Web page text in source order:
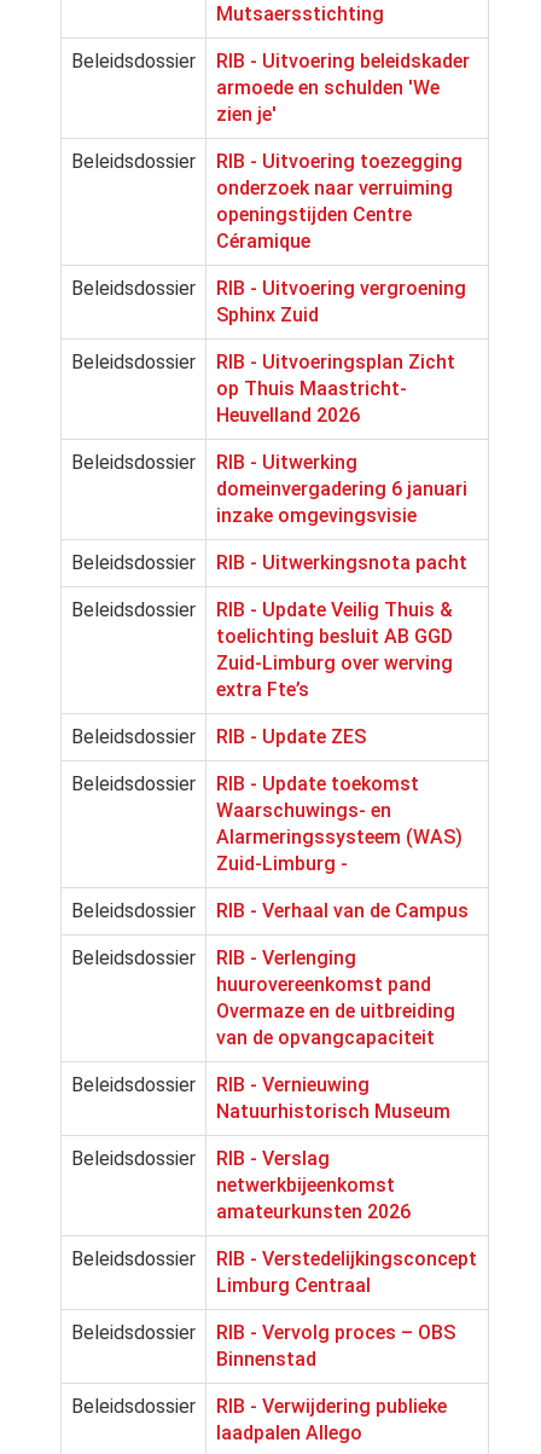
Mutsaersstichting
Beleidsdossier
RIB - Uitvoering beleidskader
armoede en schulden 'We
zien je'
Beleidsdossier
RIB - Uitvoering toezegging
onderzoek naar verruiming
openingstijden Centre
Céramique
Beleidsdossier
RIB - Uitvoering vergroening
Sphinx Zuid
Beleidsdossier
RIB - Uitvoeringsplan Zicht
op Thuis Maastricht-
Heuvelland 2026
Beleidsdossier
RIB - Uitwerking
domeinvergadering 6 januari
inzake omgevingsvisie
Beleidsdossier RIB - Uitwerkingsnota pacht
Beleidsdossier
RIB - Update Veilig Thuis &
toelichting besluit AB GGD
Zuid-Limburg over werving
extra Fte’s
Beleidsdossier RIB - Update ZES
Beleidsdossier
RIB - Update toekomst
Waarschuwings- en
Alarmeringssysteem (WAS)
Zuid-Limburg -
Beleidsdossier RIB - Verhaal van de Campus
Beleidsdossier
RIB - Verlenging
huurovereenkomst pand
Overmaze en de uitbreiding
van de opvangcapaciteit
Beleidsdossier
RIB - Vernieuwing
Natuurhistorisch Museum
Beleidsdossier
RIB - Verslag
netwerkbijeenkomst
amateurkunsten 2026
Beleidsdossier
RIB - Verstedelijkingsconcept
Limburg Centraal
Beleidsdossier
RIB - Vervolg proces – OBS
Binnenstad
Beleidsdossier
RIB - Verwijdering publieke
laadpalen Allego